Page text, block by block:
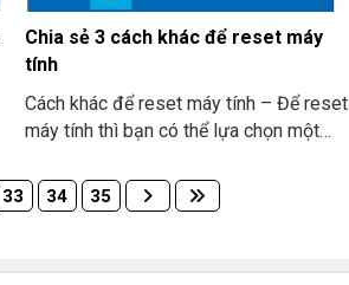
Chia sẻ 3 cách khác để reset máy
tính
Cách khác để reset máy tính – Để reset
máy tính thì bạn có thể lựa chọn một
33 34 35